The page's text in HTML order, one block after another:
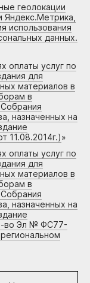
геолокации
Яндекс.Метрика,
использования
данных.
оплаты услуг по
для
материалов в
в
назначенных на
11.08.2014г.)»
оплаты услуг по
для
материалов в
в
назначенных на
во Эл № ФС77-